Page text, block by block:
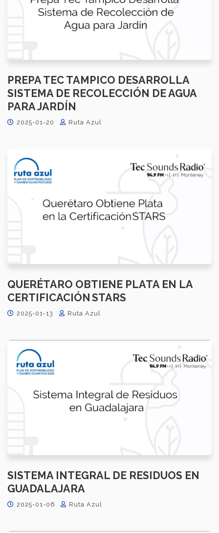
PREPA TEC TAMPICO DESARROLLA
SISTEMA DE RECOLECCIÓN DE AGUA
PARA JARDÍN
2025-01-20 Ruta Azul
QUERÉTARO OBTIENE PLATA EN LA
CERTIFICACIÓN STARS
2025-01-13 Ruta Azul
SISTEMA INTEGRAL DE RESIDUOS EN
GUADALAJARA
2025-01-06 Ruta Azul